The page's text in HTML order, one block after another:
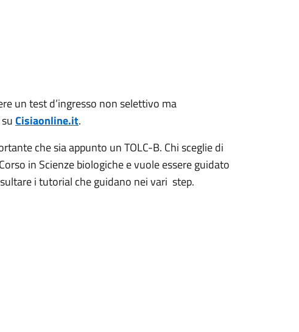
un test d’ingresso non selettivo ma
Cisiaonline.it.
che sia appunto un TOLC-B. Chi sceglie di
in Scienze biologiche e vuole essere guidato
i tutorial che guidano nei vari step.